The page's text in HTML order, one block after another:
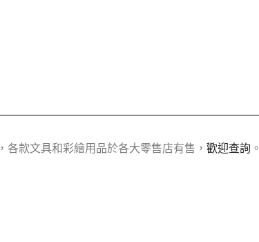
，各款文具和彩繪用品於各大零售店有售， 歡迎查詢 。